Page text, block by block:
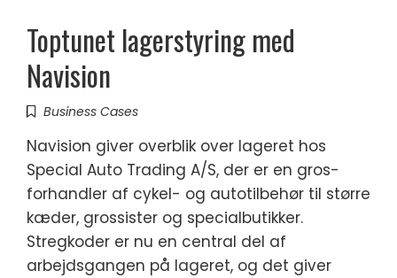
Toptunet lagerstyring med
Navision
Business Cases
Navision giver overblik over lageret hos
Special Auto Trading A/S, der er en gros-
forhandler af cykel- og autotilbehør til større
kæder, grossister og specialbutikker.
Stregkoder er nu en central del af
arbejdsgangen på lageret, og det giver